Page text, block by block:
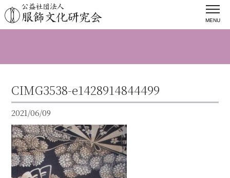
MENU
CIMG3538-e1428914844499
2021/06/09